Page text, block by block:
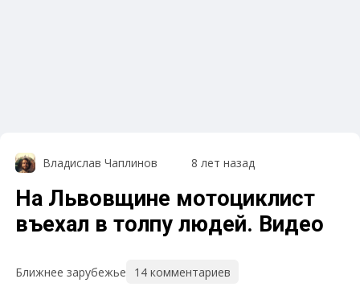
Владислав Чаплинов 8 лет назад
На Львовщине мотоциклист
въехал в толпу людей. Видео
Ближнее зарубежье 14 комментариев